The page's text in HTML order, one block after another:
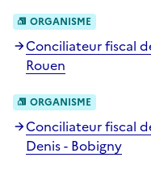
ORGANISME
Conciliateur fiscal
Rouen
ORGANISME
Conciliateur fiscal
Denis - Bobigny